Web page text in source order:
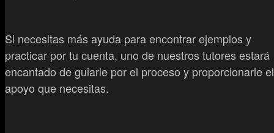
Si necesitas más ayuda para encontrar ejemplos y
practicar por tu cuenta, uno de nuestros tutores estará
encantado de guiarle por el proceso y proporcionarle el
apoyo que necesitas.